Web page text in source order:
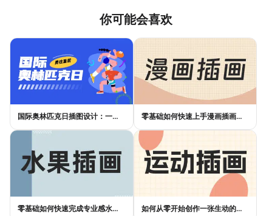
你可能会喜欢
国际奥林匹克日插图设计：一张好海报，不是画出来的 零基础如何快速上手漫画插画创作？实用指南来了
零基础如何快速完成专业感水果插画设计？ 如何从零开始创作一张生动的运动插画？